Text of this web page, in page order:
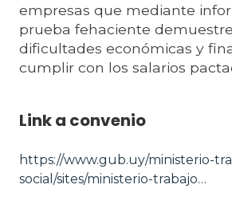
empresas que mediante
prueba fehaciente
dificultades económicas y
cumplir con los salarios
Link a convenio
https://www.gub.uy/ministerio-
social/sites/ministerio-trabajo…